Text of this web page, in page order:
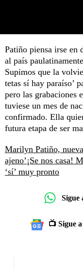
Patiño piensa irse en
al país
Supimos que la
tetas sí hay paraíso’
pero las grabaciones
tuviese un mes de
confirmado. Ella
futura etapa de ser
Marilyn Patiño,
ajeno’¡Se nos casa!
‘sí’ muy pronto
Sigue
📺 Sigue